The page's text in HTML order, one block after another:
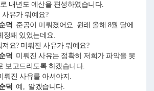
내년도 예산을 편성하였습니다.
사유가 뭐예요?
덕 준공이 미뤄졌어요. 원래 올해 8월 달에
정돼 있었는데요.
져요? 미뤄진 사유가 뭐예요?
덕 미뤄진 사유는 정확히 저희가 파악을 못
보고드리도록 하겠습니다.
뤄진 사유를 아셔야지.
덕 예, 알겠습니다.